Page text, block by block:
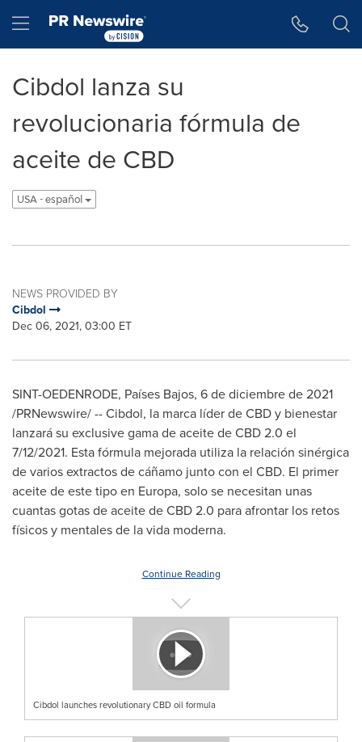
Hamburger menu
Cibdol lanza su
revolucionaria fórmula de
aceite de CBD
USA - español
NEWS PROVIDED BY
Cibdol
Dec 06, 2021, 03:00 ET
SINT-OEDENRODE, Países Bajos, 6 de diciembre de 2021
/PRNewswire/ -- Cibdol, la marca líder de CBD y bienestar
lanzará su exclusive gama de aceite de CBD 2.0 el
7/12/2021. Esta fórmula mejorada utiliza la relación sinérgica
de varios extractos de cáñamo junto con el CBD. El primer
aceite de este tipo en Europa, solo se necesitan unas
cuantas gotas de aceite de CBD 2.0 para afrontar los retos
físicos y mentales de la vida moderna.
Continue Reading
Cibdol launches revolutionary CBD oil formula